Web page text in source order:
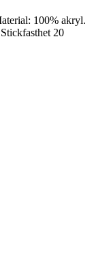
100% akryl.
20